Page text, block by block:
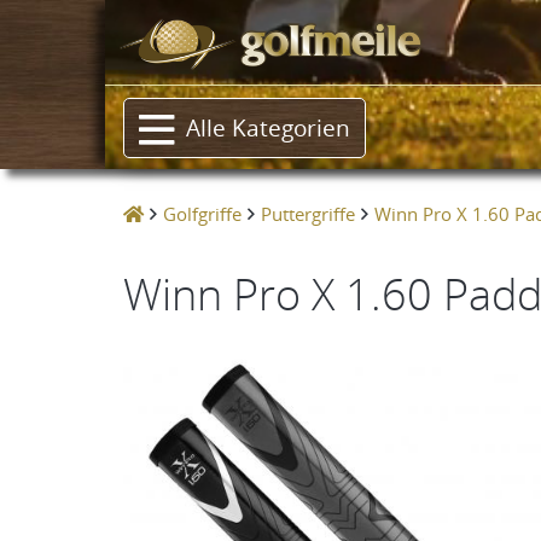
Alle Kategorien
Golfgriffe Puttergriffe Winn Pro X 1.60
Winn Pro X 1.60